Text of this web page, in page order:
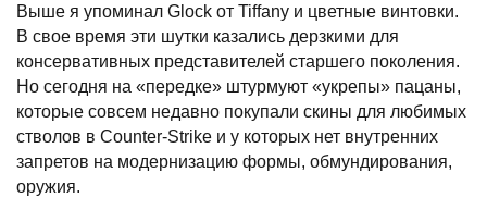
Выше я упоминал Glock от Tiffany и цветные винтовки.
В свое время эти шутки казались дерзкими для
консервативных представителей старшего поколения.
Но сегодня на «передке» штурмуют «укрепы» пацаны,
которые совсем недавно покупали скины для любимых
стволов в Counter-Strike и у которых нет внутренних
запретов на модернизацию формы, обмундирования,
оружия.